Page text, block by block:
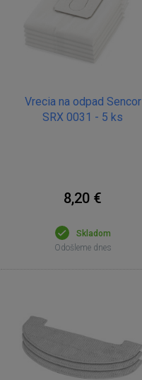
Vrecia na odpad Sencor
SRX 0031 - 5 ks
8,20 €
Skladom
Odošleme dnes